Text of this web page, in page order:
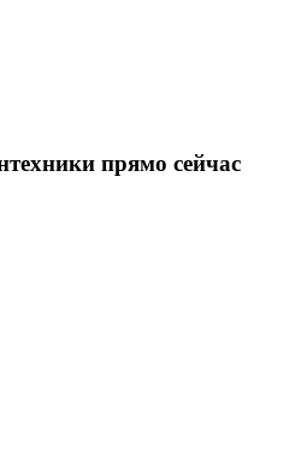
прямо сейчас